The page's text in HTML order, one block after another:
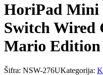
HoriPad Mini
Switch Wired
Mario Edition
Šifra: NSW-276UKategorija: